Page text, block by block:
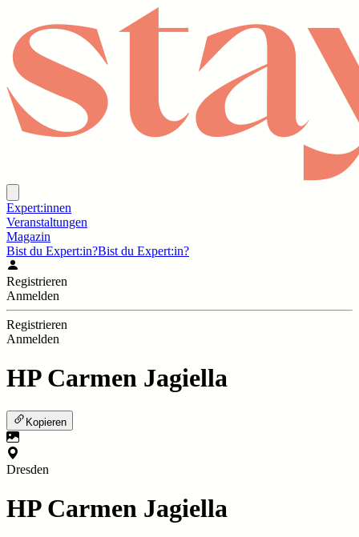
Expert:innen
Veranstaltungen
Magazin
Bist du Expert:in?Bist du Expert:in?
Registrieren
Anmelden
Registrieren
Anmelden
HP Carmen Jagiella
Kopieren
Dresden
HP Carmen Jagiella